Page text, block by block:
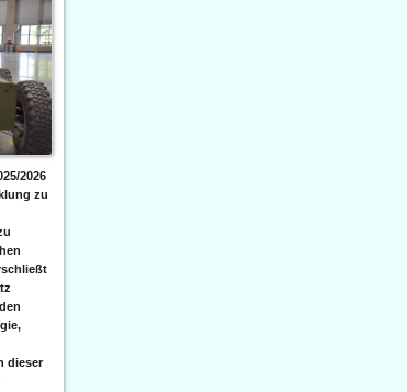
2026
zu
dieser